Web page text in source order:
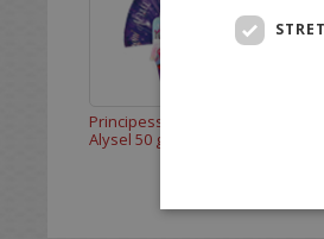
Principessa dei Sogni
Alysel 50 g